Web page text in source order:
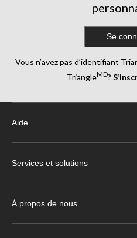
Se
Vous n’avez pas d’identifiant
TriangleMD?
Aide
Services et solutions
À propos de nous